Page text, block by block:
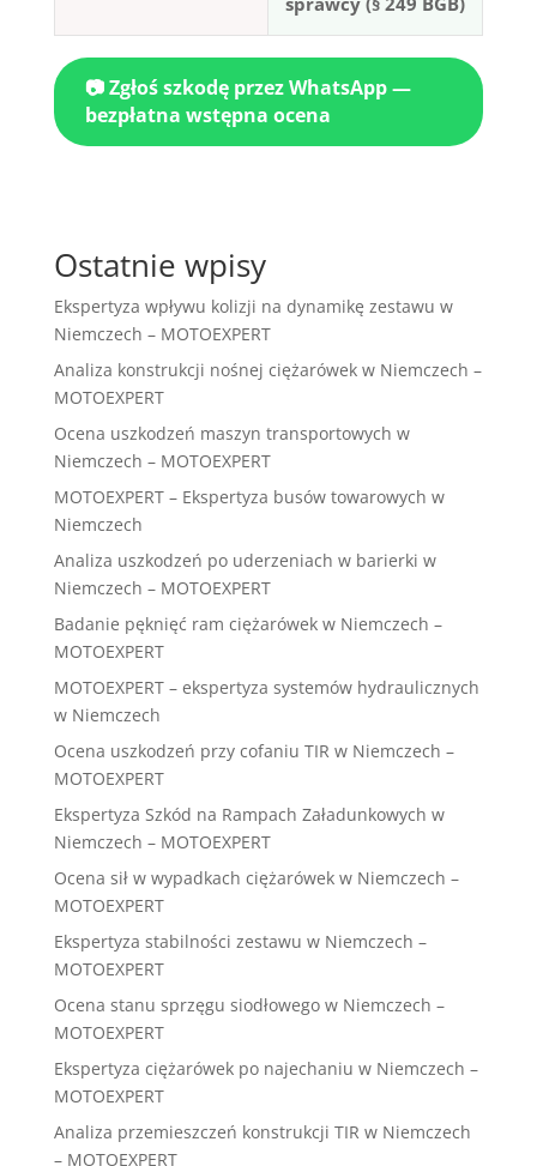
📷 Zgłoś szkodę przez WhatsApp —
bezpłatna wstępna ocena
Ostatnie wpisy
Ekspertyza wpływu kolizji na dynamikę zestawu w
Niemczech – MOTOEXPERT
Analiza konstrukcji nośnej ciężarówek w Niemczech –
MOTOEXPERT
Ocena uszkodzeń maszyn transportowych w
Niemczech – MOTOEXPERT
MOTOEXPERT – Ekspertyza busów towarowych w
Niemczech
Analiza uszkodzeń po uderzeniach w barierki w
Niemczech – MOTOEXPERT
Badanie pęknięć ram ciężarówek w Niemczech –
MOTOEXPERT
MOTOEXPERT – ekspertyza systemów hydraulicznych
w Niemczech
Ocena uszkodzeń przy cofaniu TIR w Niemczech –
MOTOEXPERT
Ekspertyza Szkód na Rampach Załadunkowych w
Niemczech – MOTOEXPERT
Ocena sił w wypadkach ciężarówek w Niemczech –
MOTOEXPERT
Ekspertyza stabilności zestawu w Niemczech –
MOTOEXPERT
Ocena stanu sprzęgu siodłowego w Niemczech –
MOTOEXPERT
Ekspertyza ciężarówek po najechaniu w Niemczech –
MOTOEXPERT
Analiza przemieszczeń konstrukcji TIR w Niemczech
– MOTOEXPERT